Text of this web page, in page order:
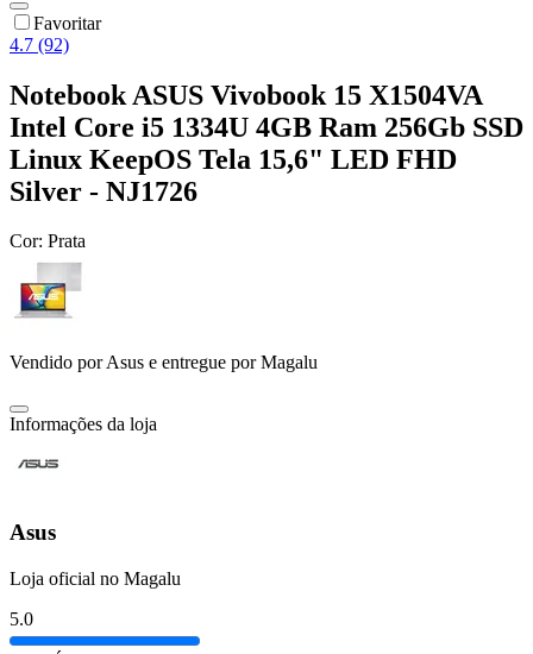
Favoritar
4.7 (92)
Notebook ASUS Vivobook 15 X1504VA
Intel Core i5 1334U 4GB Ram 256Gb SSD
Linux KeepOS Tela 15,6" LED FHD
Silver - NJ1726
Cor: Prata
Vendido porAsus e entregue por Magalu
Informações da loja
Asus
Loja oficial no Magalu
5.0